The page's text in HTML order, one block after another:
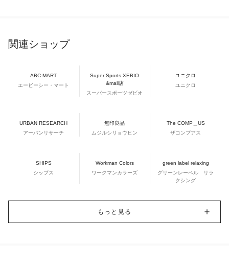
関連ショップ
ABC-MART
エービーシー・マート
Super Sports XEBIO
&mall店
スーパースポーツゼビオ
ユニクロ
ユニクロ
URBAN RESEARCH
アーバンリサーチ
無印良品
ムジルシリョウヒン
The COMP＿US
ザコンプアス
SHIPS
シップス
Workman Colors
ワークマンカラーズ
green label relaxing
グリーンレーベル リラ
クシング
もっと見る